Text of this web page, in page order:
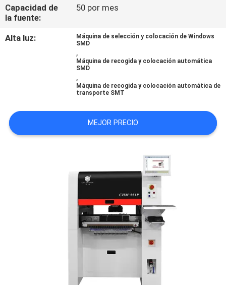
NOTICIAS
MAPA
DEL
Capacidad de
la fuente:
50 por mes
Alta luz:
Máquina de selección y colocación de Windows
SMD
,
Máquina de recogida y colocación automática
SMD
,
Máquina de recogida y colocación automática de
transporte SMT
MEJOR PRECIO